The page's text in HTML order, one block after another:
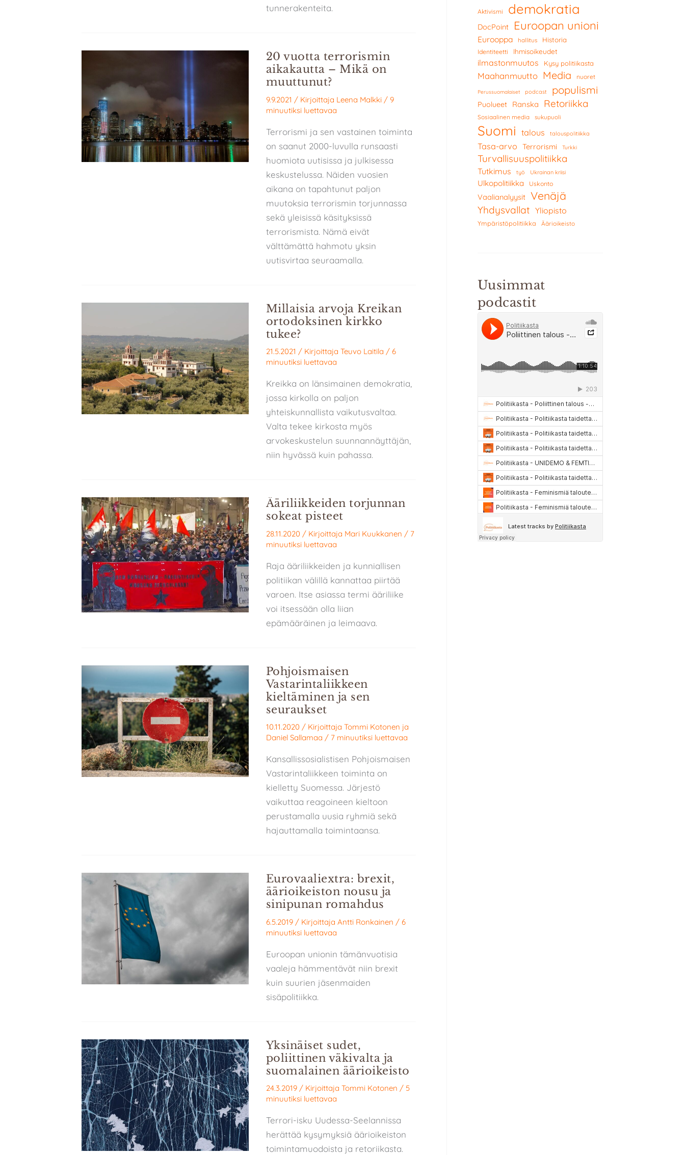
tunnerakenteita.
20 vuotta terrorismin
aikakautta – Mikä on
muuttunut?
9.9.2021 / Kirjoittaja Leena Malkki/ 9
minuutiksi luettavaa
Terrorismi ja sen vastainen toiminta
on saanut 2000-luvulla runsaasti
huomiota uutisissa ja julkisessa
keskustelussa. Näiden vuosien
aikana on tapahtunut paljon
muutoksia terrorismin torjunnassa
sekä yleisissä käsityksissä
terrorismista. Nämä eivät
välttämättä hahmotu yksin
uutisvirtaa seuraamalla.
Millaisia arvoja Kreikan
ortodoksinen kirkko
tukee?
21.5.2021 / Kirjoittaja Teuvo Laitila / 6
minuutiksi luettavaa
Kreikka on länsimainen demokratia,
jossa kirkolla on paljon
yhteiskunnallista vaikutusvaltaa.
Valta tekee kirkosta myös
arvokeskustelun suunnannäyttäjän,
niin hyvässä kuin pahassa.
Ääriliikkeiden torjunnan
sokeat pisteet
28.11.2020 / Kirjoittaja Mari Kuukkanen / 7
minuutiksi luettavaa
Raja ääriliikkeiden ja kunniallisen
politiikan välillä kannattaa piirtää
varoen. Itse asiassa termi ääriliike
voi itsessään olla liian
epämääräinen ja leimaava.
Pohjoismaisen
Vastarintaliikkeen
kieltäminen ja sen
seuraukset
10.11.2020 / Kirjoittaja Tommi Kotonen ja
Daniel Sallamaa / 7 minuutiksi luettavaa
Kansallissosialistisen Pohjoismaisen
Vastarintaliikkeen toiminta on
kielletty Suomessa. Järjestö
vaikuttaa reagoineen kieltoon
perustamalla uusia ryhmiä sekä
hajauttamalla toimintaansa.
Eurovaaliextra: brexit,
äärioikeiston nousu ja
sinipunan romahdus
6.5.2019 / Kirjoittaja Antti Ronkainen / 6
minuutiksi luettavaa
Euroopan unionin tämänvuotisia
vaaleja hämmentävät niin brexit
kuin suurien jäsenmaiden
sisäpolitiikka.
Yksinäiset sudet,
poliittinen väkivalta ja
suomalainen äärioikeisto
24.3.2019 / Kirjoittaja Tommi Kotonen / 5
minuutiksi luettavaa
Terrori-isku Uudessa-Seelannissa
herättää kysymyksiä äärioikeiston
toimintamuodoista ja retoriikasta.
Aktivismi demokratia
DocPoint Euroopan unioni
Eurooppa hallitus Historia
Identiteetti Ihmisoikeudet
ilmastonmuutos Kysy politiikasta
Maahanmuutto Media nuoret
Perussuomalaiset podcast populismi
Puolueet Ranska Retoriikka
Sosiaalinen media sukupuoli
Suomi talous talouspolitiikka
Tasa-arvo Terrorismi Turkki
Turvallisuuspolitiikka
Tutkimus työ Ukrainan kriisi
Ulkopolitiikka Uskonto
Vaalianalyysit Venäjä
Yhdysvallat Yliopisto
Ympäristöpolitiikka Äärioikeisto
Uusimmat
podcastit